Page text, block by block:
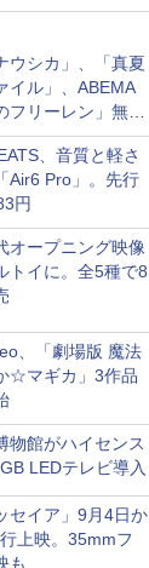
3万円以下
ウシカ」、「真夏
イル」、ABEMA
フリーレン」無料
夏の特番・配信情
、音質と軽さ
Air6 Pro」。先行
円
オープニング映像
トイに。全5種で8
、「劇場版 魔法
☆マギカ」3作品
物館がハイセンス
LEDテレビ導入
セイア」9月4日か
上映。35mmフ
も